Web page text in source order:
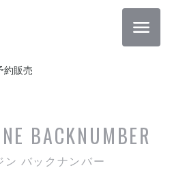
販売
BACKNUMBER
ン バックナンバー